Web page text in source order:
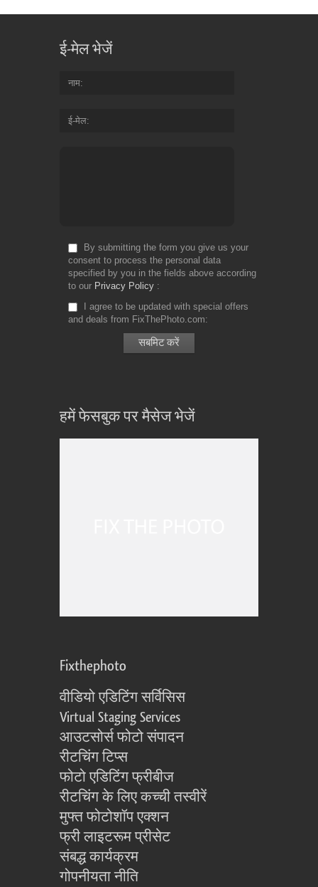
ई-मेल भेजें
नाम
ई-मेल
By submitting the form you give us your
consent to process the personal data
specified by you in the fields above according
to our Privacy Policy
I agree to be updated with special offers
and deals from FixThePhoto.com
हमें फेसबुक पर मैसेज भेजें
Fixthephoto
वीडियो एडिटिंग सर्विसिस
Virtual Staging Services
आउटसोर्स फोटो संपादन
रीटचिंग टिप्स
फोटो एडिटिंग फ्रीबीज
रीटचिंग के लिए कच्ची तस्वीरें
मुफ्त फोटोशॉप एक्शन
फ्री लाइटरूम प्रीसेट
संबद्ध कार्यक्रम
गोपनीयता नीति